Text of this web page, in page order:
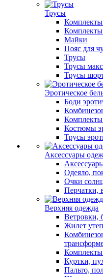
Трусы
Майки
Пояс для
Трусы
Трусы
Трусы
Эротическое
Боди
Комплекты
Костюмы
Трусы
Аксессуары
Одеяло,
Очки
Перчатки,
Верхняя одежда
Ветровки,
Жилет
Куртки,
Пальто,